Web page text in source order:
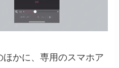
かに、専用のスマホア